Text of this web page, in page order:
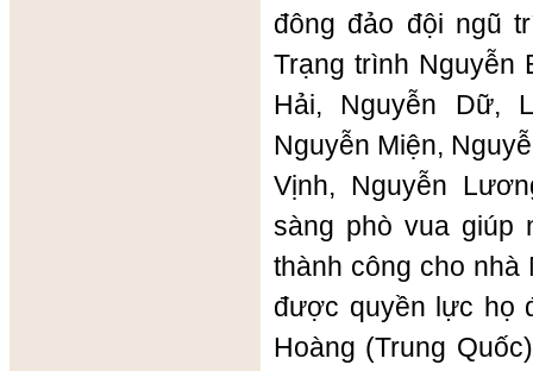
đông đảo đội ngũ
Trạng trình Nguyễn
Hải, Nguyễn Dữ,
Nguyễn Miện,
Vịnh, Nguyễn
sàng phò vua giúp
thành công cho nhà
được quyền lực họ
Hoàng (Trung